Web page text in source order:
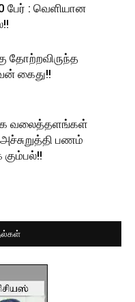
பேர் : வெளியான
தோற்றவிருந்த
கைது!!
வலைத்தளங்கள்
பணம்
கும்பல்!!